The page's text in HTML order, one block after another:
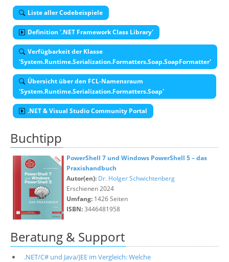
Liste aller Codebeispiele
Definition '.NET Framework Class Library'
Verfügbarkeit der Klasse
'System.Runtime.Serialization.Formatters.Soap.SoapFormatter'
Übersicht über den FCL-Namensraum
'System.Runtime.Serialization.Formatters.Soap'
.NET & Visual Studio Community Portal
Buchtipp
PowerShell 7 und Windows PowerShell 5 – das
Praxishandbuch
Autor(en): Dr. Holger Schwichtenberg
Erschienen 2024
Umfang: 1426 Seiten
ISBN:3446481958
Beratung & Support
.NET/C# und Java/JEE im Vergleich: Welche